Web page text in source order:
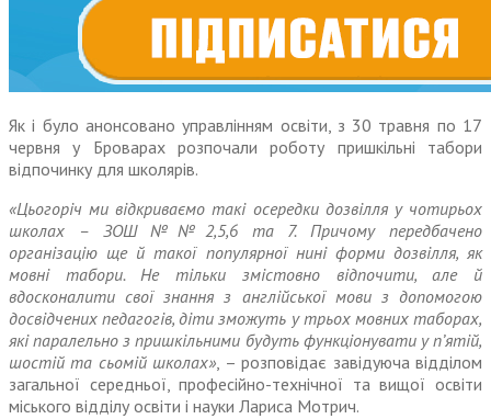
Як і було анонсовано управлінням освіти, з 30 травня по 17
червня у Броварах розпочали роботу пришкільні табори
відпочинку для школярів.
«Цьогоріч ми відкриваємо такі осередки дозвілля у чотирьох
школах – ЗОШ №№2,5,6 та 7. Причому передбачено
організацію ще й такої популярної нині форми дозвілля, як
мовні табори. Не тільки змістовно відпочити, але й
вдосконалити свої знання з англійської мови з допомогою
досвідчених педагогів, діти зможуть у трьох мовних таборах,
які паралельно з пришкільними будуть функціонувати у п’ятій,
шостій та сьомій школах», – розповідає завідуюча відділом
загальної середньої, професійно-технічної та вищої освіти
міського відділу освіти і науки Лариса Мотрич.